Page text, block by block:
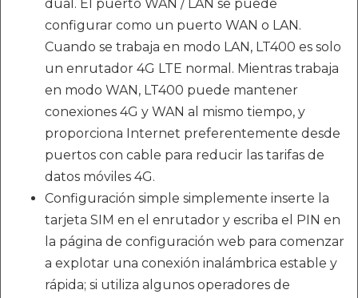
dual. El puerto WAN / LAN se puede
configurar como un puerto WAN o LAN.
Cuando se trabaja en modo LAN, LT400 es solo
un enrutador 4G LTE normal. Mientras trabaja
en modo WAN, LT400 puede mantener
conexiones 4G y WAN al mismo tiempo, y
proporciona Internet preferentemente desde
puertos con cable para reducir las tarifas de
datos móviles 4G.
Configuración simple simplemente inserte la
tarjeta SIM en el enrutador y escriba el PIN en
la página de configuración web para comenzar
a explotar una conexión inalámbrica estable y
rápida; si utiliza algunos operadores de